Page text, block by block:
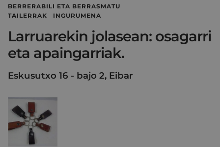
BERRERABILI ETA BERRASMATU
TAILERRAK INGURUMENA
Larruarekin jolasean: osagarri
eta apaingarriak.
Eskusutxo 16 - bajo 2, Eibar